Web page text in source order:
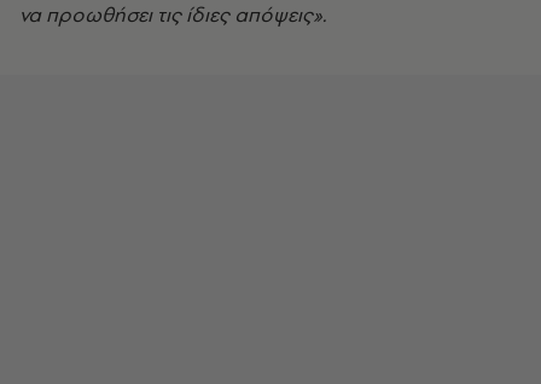
να προωθήσει τις ίδιες απόψεις».